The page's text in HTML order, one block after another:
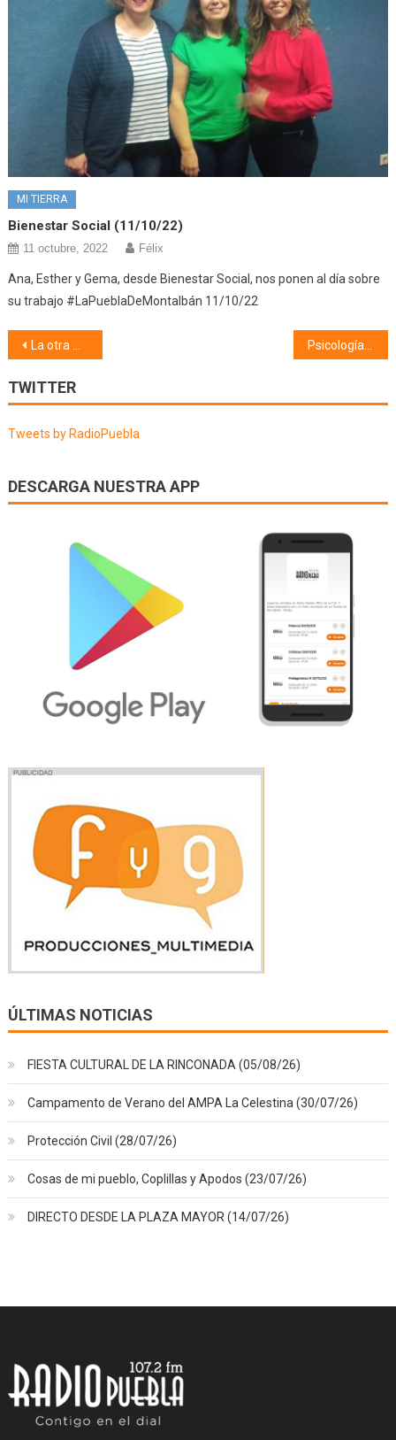
MI TIERRA
Bienestar Social (11/10/22)
11 octubre, 2022 Félix
Ana, Esther y Gema, desde Bienestar Social, nos ponen al día sobre
su trabajo #LaPueblaDeMontalbán 11/10/22
Navegación
de
entradas
La otra música (07/05/19)
TWITTER
Tweets by RadioPuebla
DESCARGA NUESTRA APP
ÚLTIMAS NOTICIAS
FIESTA CULTURAL DE LA RINCONADA (05/08/26)
Campamento de Verano del AMPA La Celestina (30/07/26)
Protección Civil (28/07/26)
Cosas de mi pueblo, Coplillas y Apodos (23/07/26)
DIRECTO DESDE LA PLAZA MAYOR (14/07/26)